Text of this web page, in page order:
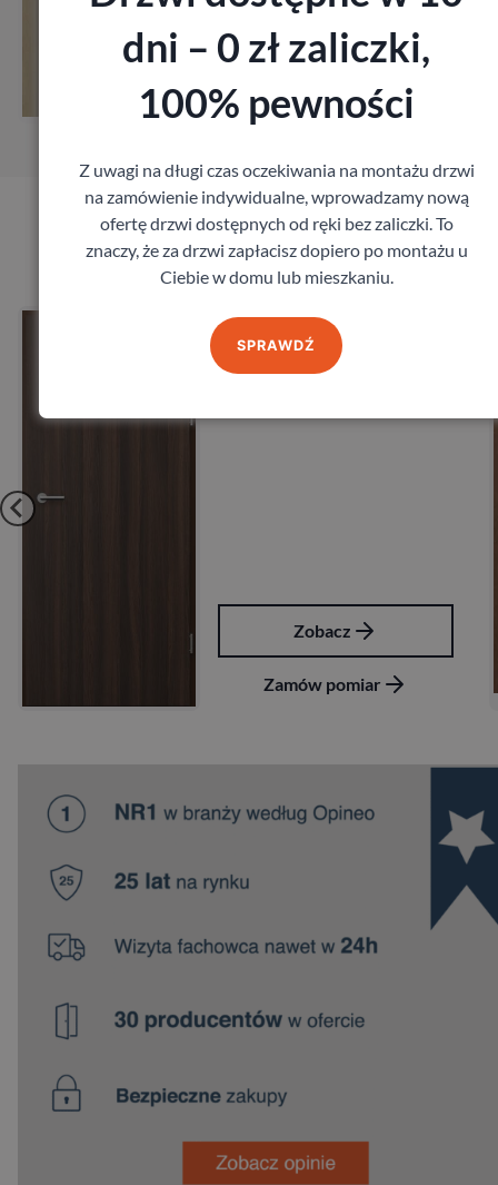
Zobacz
Zamów pomiar
Produkty marki Porta
Drzwi Porta Akustyczne
27db
Porta
Zobacz
Zamów pomiar
dni – 0 zł zaliczki,
100% pewności
Z uwagi na długi czas oczekiwania na montażu drzwi
na zamówienie indywidualne, wprowadzamy nową
ofertę drzwi dostępnych od ręki bez zaliczki. To
znaczy, że za drzwi zapłacisz dopiero po montażu u
Ciebie w domu lub mieszkaniu.
SPRAWDŹ